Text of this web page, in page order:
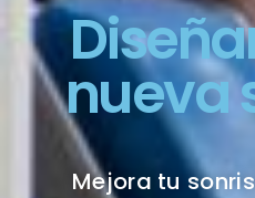
nueva
Mejora tu